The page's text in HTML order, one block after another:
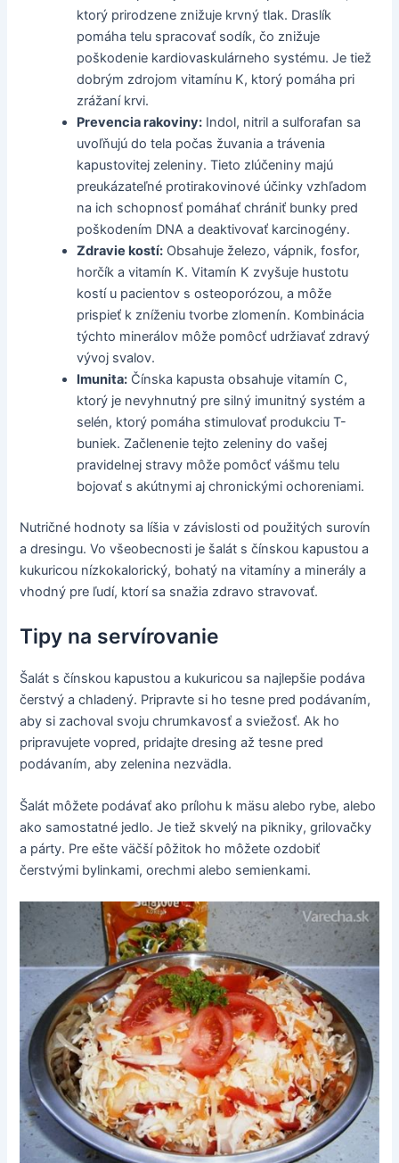
ktorý prirodzene znižuje krvný tlak. Draslík
pomáha telu spracovať sodík, čo znižuje
poškodenie kardiovaskulárneho systému. Je tiež
dobrým zdrojom vitamínu K, ktorý pomáha pri
zrážaní krvi.
Prevencia rakoviny: Indol, nitril a sulforafan sa
uvoľňujú do tela počas žuvania a trávenia
kapustovitej zeleniny. Tieto zlúčeniny majú
preukázateľné protirakovinové účinky vzhľadom
na ich schopnosť pomáhať chrániť bunky pred
poškodením DNA a deaktivovať karcinogény.
Zdravie kostí: Obsahuje železo, vápnik, fosfor,
horčík a vitamín K. Vitamín K zvyšuje hustotu
kostí u pacientov s osteoporózou, a môže
prispieť k zníženiu tvorbe zlomenín. Kombinácia
týchto minerálov môže pomôcť udržiavať zdravý
vývoj svalov.
Imunita: Čínska kapusta obsahuje vitamín C,
ktorý je nevyhnutný pre silný imunitný systém a
selén, ktorý pomáha stimulovať produkciu T-
buniek. Začlenenie tejto zeleniny do vašej
pravidelnej stravy môže pomôcť vášmu telu
bojovať s akútnymi aj chronickými ochoreniami.
Nutričné hodnoty sa líšia v závislosti od použitých surovín
a dresingu. Vo všeobecnosti je šalát s čínskou kapustou a
kukuricou nízkokalorický, bohatý na vitamíny a minerály a
vhodný pre ľudí, ktorí sa snažia zdravo stravovať.
Tipy na servírovanie
Šalát s čínskou kapustou a kukuricou sa najlepšie podáva
čerstvý a chladený. Pripravte si ho tesne pred podávaním,
aby si zachoval svoju chrumkavosť a sviežosť. Ak ho
pripravujete vopred, pridajte dresing až tesne pred
podávaním, aby zelenina nezvädla.
Šalát môžete podávať ako prílohu k mäsu alebo rybe, alebo
ako samostatné jedlo. Je tiež skvelý na pikniky, grilovačky
a párty. Pre ešte väčší pôžitok ho môžete ozdobiť
čerstvými bylinkami, orechmi alebo semienkami.